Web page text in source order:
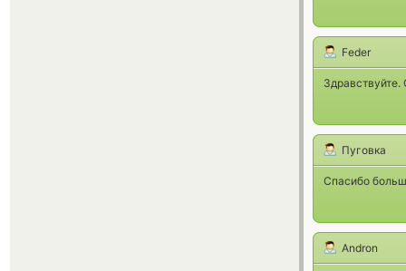
Feder
Пуговка
Спасибо
Andron